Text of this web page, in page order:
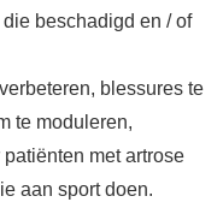
beschadigd en / of
blessures te
te moduleren,
met artrose
aan sport doen.